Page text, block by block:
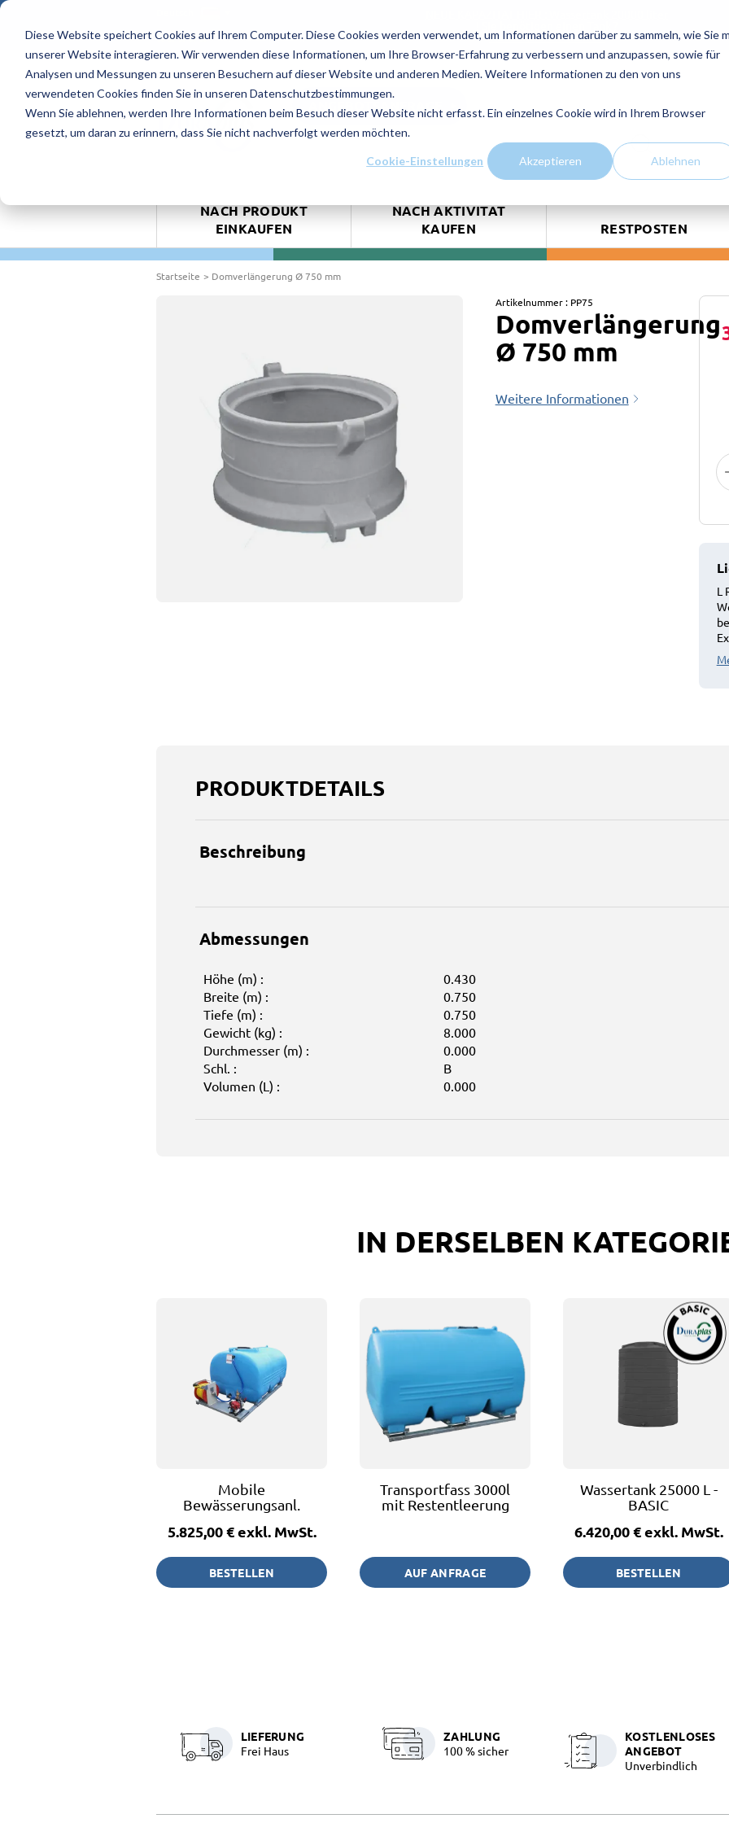
Diese Website speichert Cookies auf Ihrem Computer. Diese Cookies werden verwendet, um Informationen darüber zu sammeln, wie Sie
unserer Website interagieren. Wir verwenden diese Informationen, um Ihre Browser-Erfahrung zu verbessern und anzupassen, sowie für
Analysen und Messungen zu unseren Besuchern auf dieser Website und anderen Medien. Weitere Informationen zu den von uns
verwendeten Cookies finden Sie in unseren Datenschutzbestimmungen.
Wenn Sie ablehnen, werden Ihre Informationen beim Besuch dieser Website nicht erfasst. Ein einzelnes Cookie wird in Ihrem Browser
gesetzt, um daran zu erinnern, dass Sie nicht nachverfolgt werden möchten.
Cookie-Einstellungen Akzeptieren Ablehnen
4.9/5 - 8 Bewertungen
Kontaktieren Sie uns!
ANGEBOTSANFRAGE
NACH PRODUKT
EINKAUFEN
NACH AKTIVITÄT
KAUFEN
RESTPOSTEN
Startseite
Domverlängerung Ø 750 mm
Artikelnummer : PP75
Domverlängerung
Ø 750 mm
Weitere Informationen
L
PRODUKTDETAILS
Beschreibung
Abmessungen
Höhe (m) :
0.430
Breite (m) :
0.750
Tiefe (m) :
0.750
Gewicht (kg) :
8.000
Durchmesser (m) :
0.000
Schl. :
B
Volumen (L) :
0.000
IN DERSELBEN
Mobile
Bewässerungsanl.
5.825,00 €exkl. MwSt.
BESTELLEN
Transportfass 3000l
mit Restentleerung
AUF ANFRAGE
Wassertank 25000 L -
BASIC
6.420,00 €exkl. MwSt.
BESTELLEN
LIEFERUNG
Frei Haus
ZAHLUNG
100 % sicher
KOSTLENLOSES
ANGEBOT
Unverbindlich